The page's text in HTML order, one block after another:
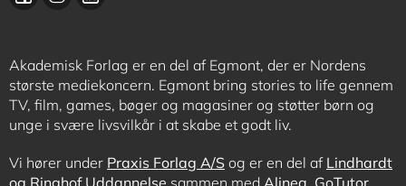
Akademisk Forlag er en del af Egmont, der er Nordens
største mediekoncern. Egmont bring stories to life gennem
TV, film, games, bøger og magasiner og støtter børn og
unge i svære livsvilkår i at skabe et godt liv.
Vi hører under Praxis Forlag A/S og er en del af Lindhardt
og Ringhof Uddannelse sammen med Alinea GoTutor